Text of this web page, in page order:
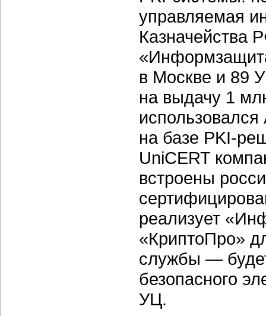
управляемая
Казначейства
в Москве и 89
на выдачу 1
на базе PKI-
UniCERT
встроены
реализует
«КриптоПро»
службы —
безопасного
УЦ.